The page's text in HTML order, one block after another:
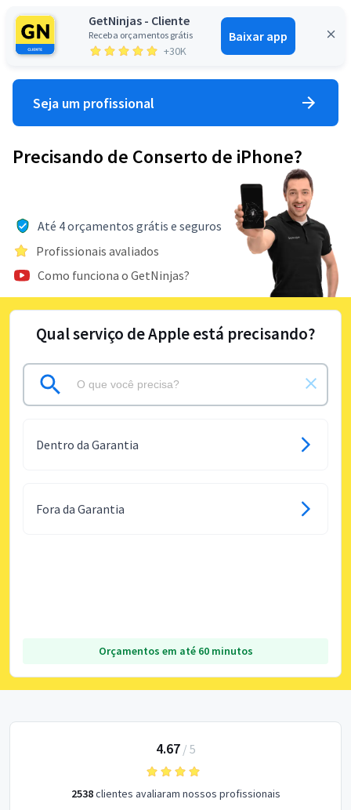
GetNinjas - Cliente
Receba orçamentos grátis
+30K
Baixar app
Entrar
Seja um profissional
Precisando de Conserto de iPhone?
Até 4 orçamentos grátis e seguros
Profissionais avaliados
Como funciona o GetNinjas?
Qual serviço de Apple está precisando?
Dentro da Garantia
Fora da Garantia
Orçamentos em até 60 minutos
4.67/ 5
2538clientes avaliaram nossos profissionais